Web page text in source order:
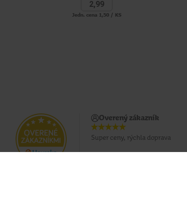
2,99
Jedn. cena 1,50 / KS
Overený zákazník
Super ceny, rýchla doprava